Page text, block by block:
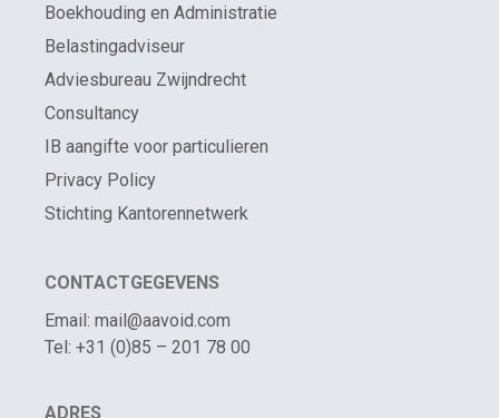
Boekhouding en Administratie
Belastingadviseur
Adviesbureau Zwijndrecht
Consultancy
IB aangifte voor particulieren
Privacy Policy
Stichting Kantorennetwerk
CONTACTGEGEVENS
Email: mail@aavoid.com
Tel: +31 (0)85 – 201 78 00
ADRES